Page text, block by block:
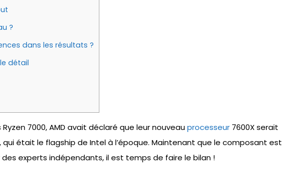
?
dans les résultats ?
détail
7000, AMD avait déclaré que leur nouveauprocesseur 7600X serait
qui était le flagship de Intel à l’époque. Maintenant que le composant est
experts indépendants, il est temps de faire le bilan !